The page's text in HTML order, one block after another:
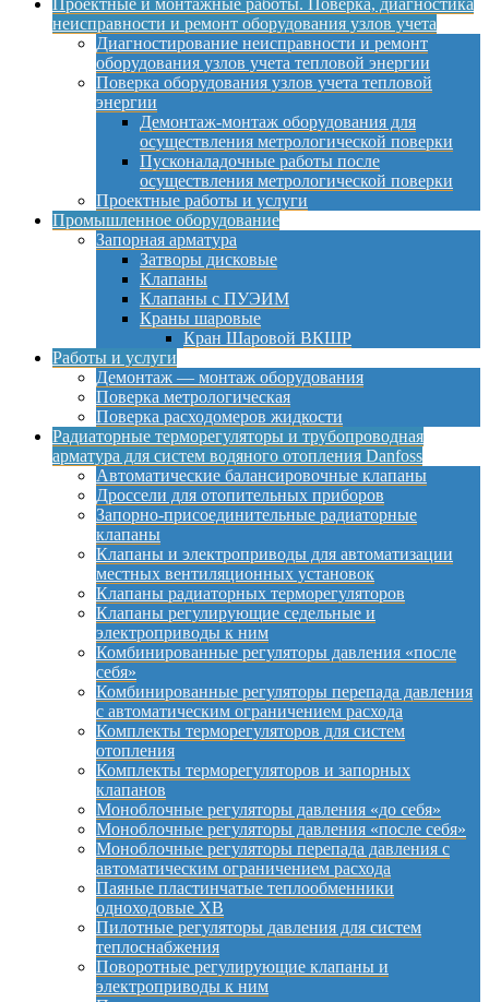
неисправности и ремонт оборудования узлов учета
Диагностирование неисправности и ремонт
оборудования узлов учета тепловой энергии
Поверка оборудования узлов учета тепловой
энергии
Демонтаж-монтаж оборудования для
осуществления метрологической поверки
Пусконаладочные работы после
осуществления метрологической поверки
Проектные работы и услуги
Промышленное оборудование
Запорная арматура
Затворы дисковые
Клапаны
Клапаны с ПУЭИМ
Краны шаровые
Кран Шаровой ВКШР
Работы и услуги
Демонтаж — монтаж оборудования
Поверка метрологическая
Поверка расходомеров жидкости
Радиаторные терморегуляторы и трубопроводная
арматура для систем водяного отопления Danfoss
Автоматические балансировочные клапаны
Дроссели для отопительных приборов
Запорно-присоединительные радиаторные
клапаны
Клапаны и электроприводы для автоматизации
местных вентиляционных установок
Клапаны радиаторных терморегуляторов
Клапаны регулирующие седельные и
электроприводы к ним
Комбинированные регуляторы давления «после
себя»
Комбинированные регуляторы перепада давления
с автоматическим ограничением расхода
Комплекты терморегуляторов для систем
отопления
Комплекты терморегуляторов и запорных
клапанов
Моноблочные регуляторы давления «до себя»
Моноблочные регуляторы давления «после себя»
Моноблочные регуляторы перепада давления с
автоматическим ограничением расхода
Паяные пластинчатые теплообменники
одноходовые XB
Пилотные регуляторы давления для систем
теплоснабжения
Поворотные регулирующие клапаны и
электроприводы к ним